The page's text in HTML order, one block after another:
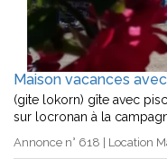
Maison vacances
(gite lokorn) gîte avec
sur locronan à la
Annonce n° 618 | Location